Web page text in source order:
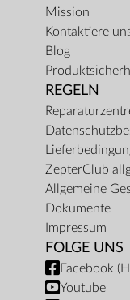
Mission
Kontaktiere
Blog
REGELN
ZepterClub
Allgemeine
Dokumente
Impressum
FOLGE UNS
Facebook
Youtube